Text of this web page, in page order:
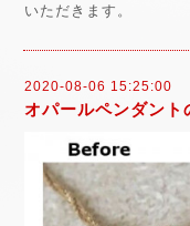
いただきます。
2020-08-06 15:25:00
オパールペンダント